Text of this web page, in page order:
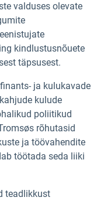
valduses olevate
kindlustusnõuete
täpsusest.
ja kulukavade
kulude
poliitikud
rõhutasid
ja töövahendite
töötada seda liiki
teadlikkust